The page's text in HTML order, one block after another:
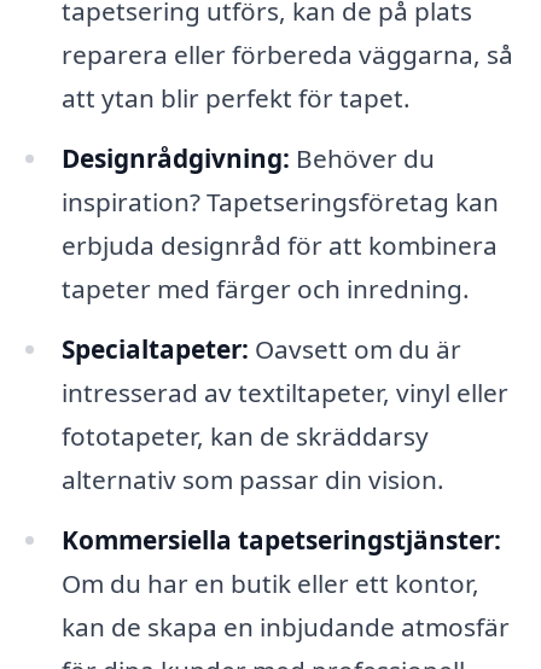
tapetsering utförs, kan de på plats
reparera eller förbereda väggarna, så
att ytan blir perfekt för tapet.
Designrådgivning: Behöver du
inspiration? Tapetseringsföretag kan
erbjuda designråd för att kombinera
tapeter med färger och inredning.
Specialtapeter: Oavsett om du är
intresserad av textiltapeter, vinyl eller
fototapeter, kan de skräddarsy
alternativ som passar din vision.
Kommersiella tapetseringstjänster:
Om du har en butik eller ett kontor,
kan de skapa en inbjudande atmosfär